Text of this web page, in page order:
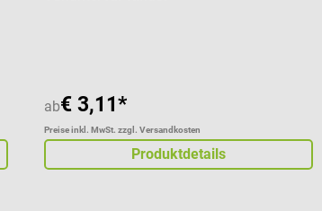
ab€ 3,11*
Preise inkl. MwSt. zzgl. Versandkosten
Produktdetails